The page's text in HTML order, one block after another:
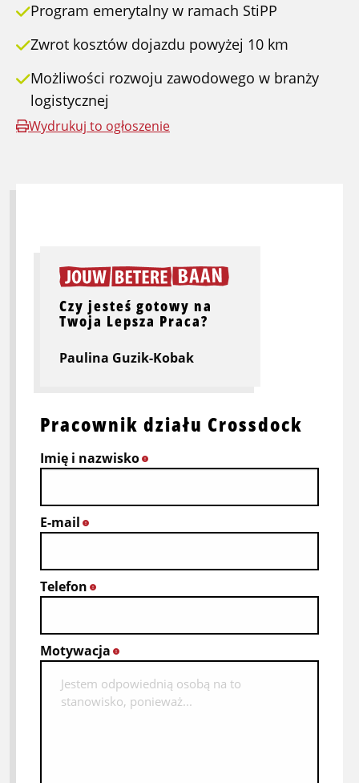
Program emerytalny w ramach StiPP
Zwrot kosztów dojazdu powyżej 10 km
Możliwości rozwoju zawodowego w branży
logistycznej
Wydrukuj to ogłoszenie
Pracownik działu Crossdock
Imię i nazwisko
E-mail
Telefon
Motywacja
Czy jesteś gotowy na
Twoja Lepsza Praca?
Paulina Guzik-Kobak